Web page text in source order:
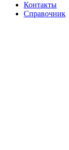
Контакты
Справочник